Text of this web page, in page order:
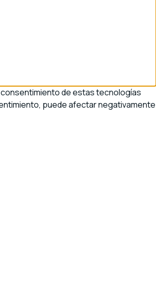
de estas tecnologías
puede afectar negativamente